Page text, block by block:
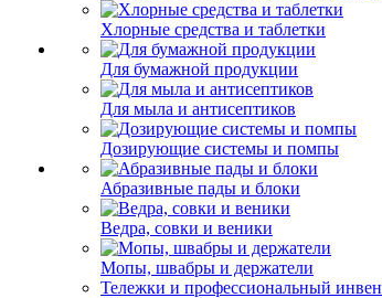
Хлорные средства и таблетки
Для бумажной продукции
Для мыла и антисептиков
Дозирующие системы и помпы
Абразивные пады и блоки
Ведра, совки и веники
Мопы, швабры и держатели
Тележки и профессиональный